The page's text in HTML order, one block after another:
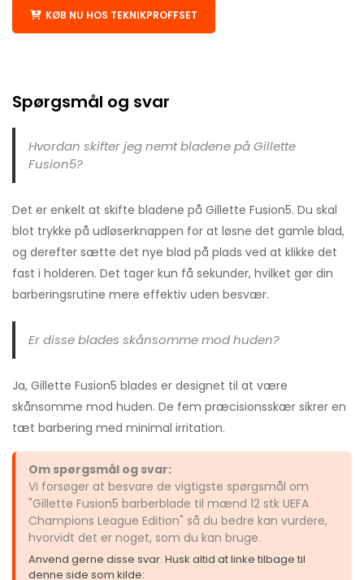
KØB NU HOS TEKNIKPROFFSET
Spørgsmål og svar
Hvordan skifter jeg nemt bladene på Gillette
Fusion5?
Det er enkelt at skifte bladene på Gillette Fusion5. Du skal
blot trykke på udløserknappen for at løsne det gamle blad,
og derefter sætte det nye blad på plads ved at klikke det
fast i holderen. Det tager kun få sekunder, hvilket gør din
barberingsrutine mere effektiv uden besvær.
Er disse blades skånsomme mod huden?
Ja, Gillette Fusion5 blades er designet til at være
skånsomme mod huden. De fem præcisionsskær sikrer en
tæt barbering med minimal irritation.
Om spørgsmål og svar:
Vi forsøger at besvare de vigtigste spørgsmål om
"Gillette Fusion5 barberblade til mænd 12 stk UEFA
Champions League Edition" så du bedre kan vurdere,
hvorvidt det er noget, som du kan bruge.
Anvend gerne disse svar. Husk altid at linke tilbage til
denne side som kilde: